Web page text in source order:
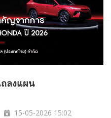
ลงแผน
15-05-2026 15:02